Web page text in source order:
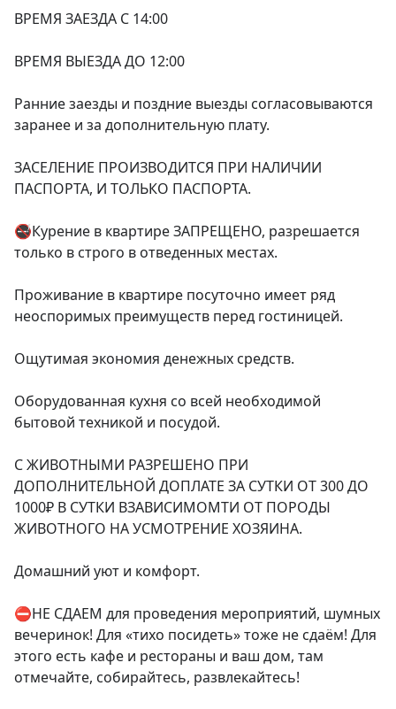
ВРЕМЯ ЗАЕЗДА С 14:00
ВРЕМЯ ВЫЕЗДА ДО 12:00
Ранние заезды и поздние выезды согласовываются
заранее и за дополнительную плату.
ЗАСЕЛЕНИЕ ПРОИЗВОДИТСЯ ПРИ НАЛИЧИИ
ПАСПОРТА, И ТОЛЬКО ПАСПОРТА.
🚭Курение в квартире ЗАПРЕЩЕНО, разрешается
только в строго в отведенных местах.
Проживание в квартире посуточно имеет ряд
неоспоримых преимуществ перед гостиницей.
Ощутимая экономия денежных средств.
Оборудованная кухня со всей необходимой
бытовой техникой и посудой.
С ЖИВОТНЫМИ РАЗРЕШЕНО ПРИ
ДОПОЛНИТЕЛЬНОЙ ДОПЛАТЕ ЗА СУТКИ ОТ 300 ДО
1000₽ В СУТКИ ВЗАВИСИМОМТИ ОТ ПОРОДЫ
ЖИВОТНОГО НА УСМОТРЕНИЕ ХОЗЯИНА.
Домашний уют и комфорт.
⛔️НЕ СДАЕМ для проведения мероприятий, шумных
вечеринок! Для «тихо посидеть» тоже не сдаём! Для
этого есть кафе и рестораны и ваш дом, там
отмечайте, собирайтесь, развлекайтесь!